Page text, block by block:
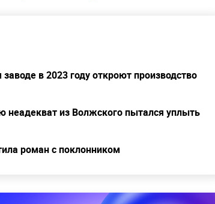
в 2023 году откроют производство
неадекват из Волжского пытался уплыть
роман с поклонником